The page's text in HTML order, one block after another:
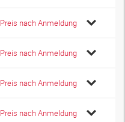
Preis nach Anmeldung
Preis nach Anmeldung
Preis nach Anmeldung
Preis nach Anmeldung